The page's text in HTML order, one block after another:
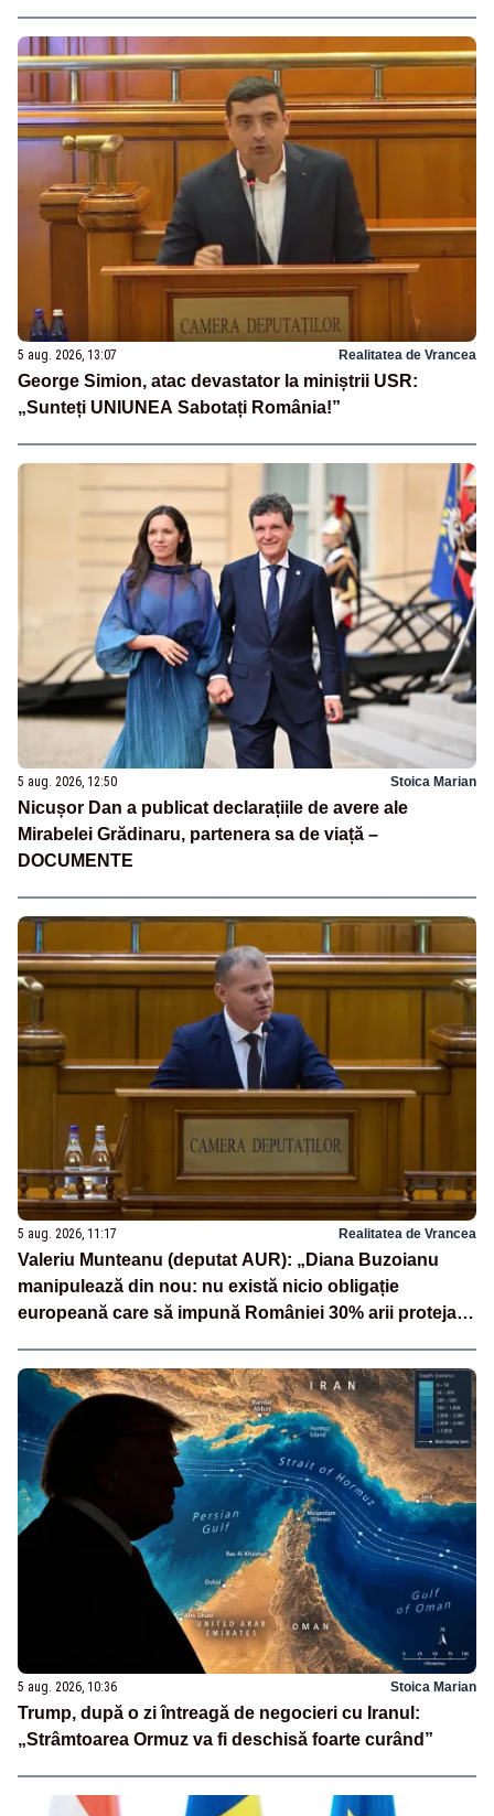
5 aug. 2026, 13:07 Realitatea de Vrancea
George Simion, atac devastator la miniștrii USR:
„Sunteți UNIUNEA Sabotați România!”
5 aug. 2026, 12:50 Stoica Marian
Nicușor Dan a publicat declarațiile de avere ale
Mirabelei Grădinaru, partenera sa de viață –
DOCUMENTE
5 aug. 2026, 11:17 Realitatea de Vrancea
Valeriu Munteanu (deputat AUR): „Diana Buzoianu
manipulează din nou: nu există nicio obligație
europeană care să impună României 30% arii protejate
5 aug. 2026, 10:36 Stoica Marian
Trump, după o zi întreagă de negocieri cu Iranul:
„Strâmtoarea Ormuz va fi deschisă foarte curând”